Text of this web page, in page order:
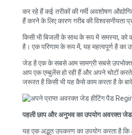
कर रहे हैं कई तरीकों की गर्मी अवशोषण
हैं करने के लिए कारण गरीब की विश्वसनीयता
किसी भी बिजली के साथ के रूप में समस्या, को
है। एक परिणाम के रूप में, यह महत्वपूर्ण है का
जेड है एक के सबसे आम सामग्री सबसे
आप एक एम्बुलेंस हो रही हैं और अपने चोटों
जरूरत है किसी भी यह कैसे काम करता है के
पहली छाप और अनुभव का उपयोग अवरक्त जेड
यह एक अद्भुत उपकरण का उपयोग करता है कि